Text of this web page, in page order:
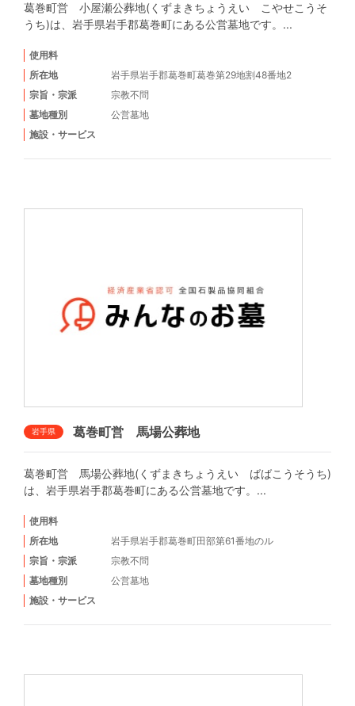
葛巻町営 小屋瀬公葬地(くずまきちょうえい こやせこうそ
うち)は、岩手県岩手郡葛巻町にある公営墓地です。...
使用料
所在地
岩手県岩手郡葛巻町葛巻第29地割48番地2
宗旨・宗派
宗教不問
墓地種別
公営墓地
施設・サービス
岩手県 葛巻町営 馬場公葬地
葛巻町営 馬場公葬地(くずまきちょうえい ばばこうそうち)
は、岩手県岩手郡葛巻町にある公営墓地です。...
使用料
所在地
岩手県岩手郡葛巻町田部第61番地のル
宗旨・宗派
宗教不問
墓地種別
公営墓地
施設・サービス